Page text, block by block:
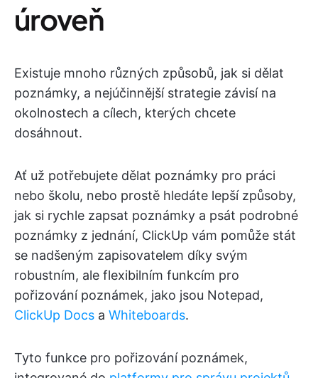
úroveň
Existuje mnoho různých způsobů, jak si dělat
poznámky, a nejúčinnější strategie závisí na
okolnostech a cílech, kterých chcete
dosáhnout.
Ať už potřebujete dělat poznámky pro práci
nebo školu, nebo prostě hledáte lepší způsoby,
jak si rychle zapsat poznámky a psát podrobné
poznámky z jednání, ClickUp vám pomůže stát
se nadšeným zapisovatelem díky svým
robustním, ale flexibilním funkcím pro
pořizování poznámek, jako jsou Notepad,
ClickUp Docs a Whiteboards.
Tyto funkce pro pořizování poznámek,